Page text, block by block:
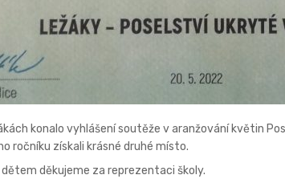
konalo vyhlášení soutěže v aranžování květin
ročníku získali krásné druhé místo.
děkujeme za reprezentaci školy.